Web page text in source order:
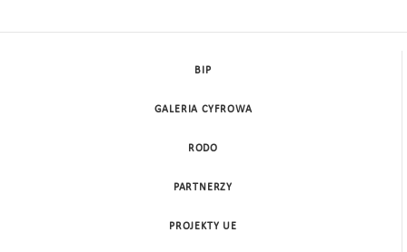
BIP
GALERIA CYFROWA
RODO
PARTNERZY
PROJEKTY UE